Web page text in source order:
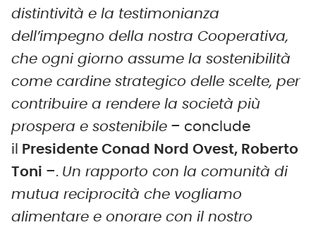
distintività e la testimonianza
dell’impegno della nostra Cooperativa,
che ogni giorno assume la sostenibilità
come cardine strategico delle scelte, per
contribuire a rendere la società più
prospera e sostenibile – conclude
il
Presidente Conad Nord Ovest, Roberto
Toni –. Un rapporto con la comunità di
mutua reciprocità che vogliamo
alimentare e onorare con il nostro